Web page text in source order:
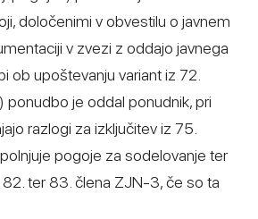
določenimi v obvestilu o javnem
v zvezi z oddajo javnega
ob upoštevanju variant iz 72.
ponudbo je oddal ponudnik, pri
razlogi za izključitev iz 75.
pogoje za sodelovanje ter
82. ter 83. člena ZJN-3, če so ta